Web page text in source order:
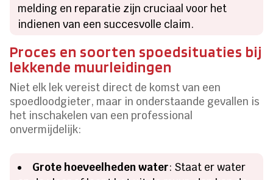
melding en reparatie zijn cruciaal voor het
indienen van een succesvolle claim.
Proces en soorten spoedsituaties bij
lekkende muurleidingen
Niet elk lek vereist direct de komst van een
spoedloodgieter, maar in onderstaande gevallen is
het inschakelen van een professional
onvermijdelijk:
Grote hoeveelheden water: Staat er water